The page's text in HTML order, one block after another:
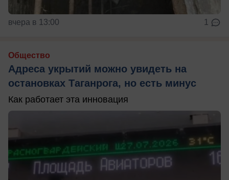
вчера в 13:00 1
Общество
Адреса укрытий можно увидеть на
остановках Таганрога, но есть минус
Как работает эта инновация